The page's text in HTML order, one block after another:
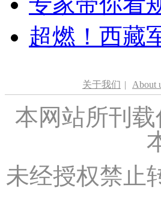
超燃！西藏
关于我们 | About
本网站所刊
未经授权禁止